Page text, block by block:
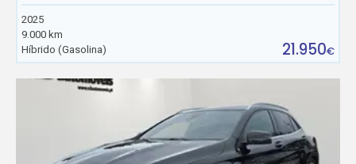
2025
9.000 km
Híbrido (Gasolina)
21.950€